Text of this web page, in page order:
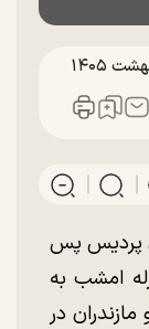
پردیس پس
امشب به
و مازندران در